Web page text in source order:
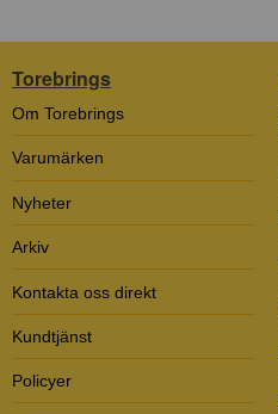
Torebrings
Om Torebrings
Varumärken
Nyheter
Arkiv
Kontakta oss direkt
Kundtjänst
Policyer